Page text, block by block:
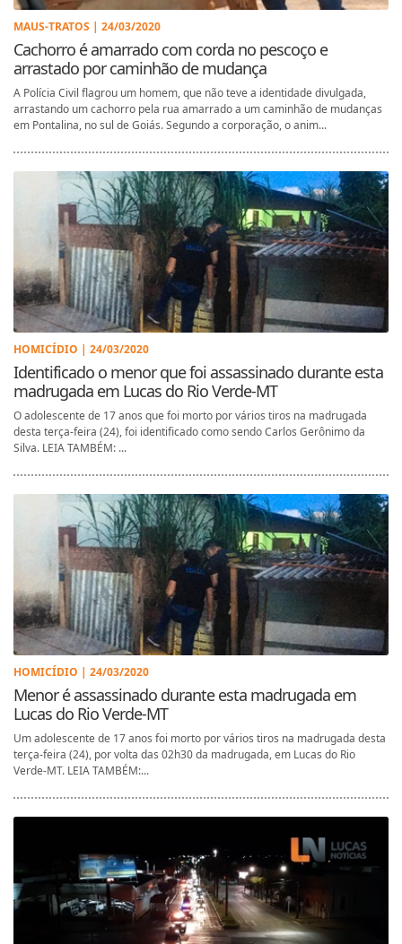
MAUS-TRATOS | 24/03/2020
Cachorro é amarrado com corda no pescoço e
arrastado por caminhão de mudança
A Polícia Civil flagrou um homem, que não teve a identidade divulgada,
arrastando um cachorro pela rua amarrado a um caminhão de mudanças
em Pontalina, no sul de Goiás. Segundo a corporação, o anim...
HOMICÍDIO | 24/03/2020
Identificado o menor que foi assassinado durante esta
madrugada em Lucas do Rio Verde-MT
O adolescente de 17 anos que foi morto por vários tiros na madrugada
desta terça-feira (24), foi identificado como sendo Carlos Gerônimo da
Silva. LEIA TAMBÉM: ...
HOMICÍDIO | 24/03/2020
Menor é assassinado durante esta madrugada em
Lucas do Rio Verde-MT
Um adolescente de 17 anos foi morto por vários tiros na madrugada desta
terça-feira (24), por volta das 02h30 da madrugada, em Lucas do Rio
Verde-MT. LEIA TAMBÉM:...